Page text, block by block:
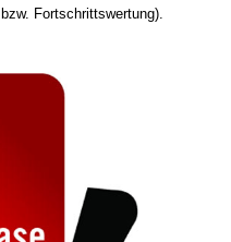
Fortschrittswertung).